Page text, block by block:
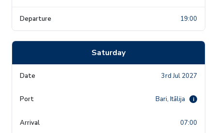
19:00
Saturday
3rd Jul 2027
Bari, Itālija i
07:00